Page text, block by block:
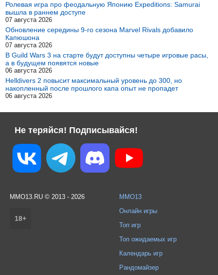
Ролевая игра про феодальную Японию Expeditions: Samurai
вышла в раннем доступе
07 августа 2026
Обновление середины 9-го сезона Marvel Rivals добавило
Капюшона
07 августа 2026
В Guild Wars 3 на старте будут доступны четыре игровые расы,
а в будущем появятся новые
06 августа 2026
Helldivers 2 повысит максимальный уровень до 300, но
накопленный после прошлого капа опыт не пропадет
06 августа 2026
Не теряйся! Подписывайся!
MMO13.RU © 2013 - 2026
18+
MMO13
Онлайн игры
Топ игр
Топ ожидаемых игр
Календарь игр
Рандомайзер